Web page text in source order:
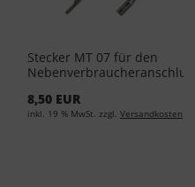
Stecker MT 07 für den
Nebenverbraucheranschluss
8,50 EUR
inkl. 19 % MwSt. zzgl. Versandkosten